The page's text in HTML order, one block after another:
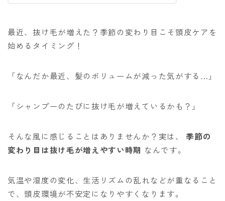
最近、抜け毛が増えた？季節の変わり目こそ頭皮ケアを
始めるタイミング！
「なんだか最近、髪のボリュームが減った気がする…」
「シャンプーのたびに抜け毛が増えているかも？」
そんな風に感じることはありませんか？実は、季節の
変わり目は抜け毛が増えやすい時期 なんです。
気温や湿度の変化、生活リズムの乱れなどが重なること
で、頭皮環境が不安定になりやすくなります。